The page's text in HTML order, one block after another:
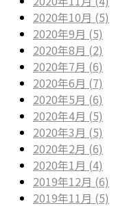
2020年10月 (5)
2020年9月 (5)
2020年8月 (2)
2020年7月 (6)
2020年6月 (7)
2020年5月 (6)
2020年4月 (5)
2020年3月 (5)
2020年2月 (6)
2020年1月 (4)
2019年12月 (6)
2019年11月 (5)